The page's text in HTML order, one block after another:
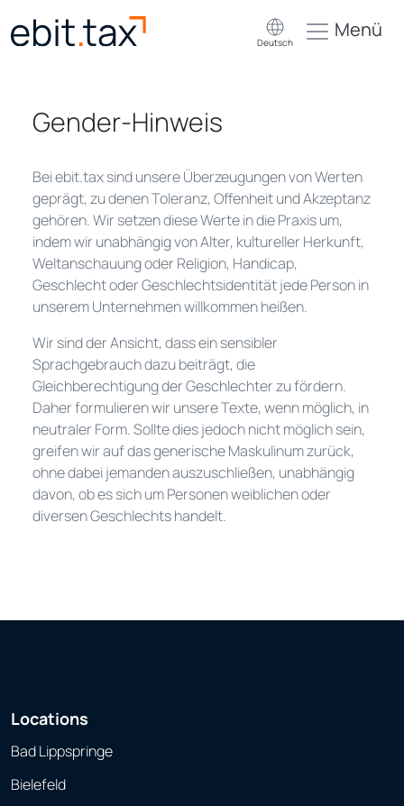
Deutsch
Menü
Gender-Hinweis
Bei ebit.tax sind unsere Überzeugungen von Werten
geprägt, zu denen Toleranz, Offenheit und Akzeptanz
gehören. Wir setzen diese Werte in die Praxis um,
indem wir unabhängig von Alter, kultureller Herkunft,
Weltanschauung oder Religion, Handicap,
Geschlecht oder Geschlechtsidentität jede Person in
unserem Unternehmen willkommen heißen.
Wir sind der Ansicht, dass ein sensibler
Sprachgebrauch dazu beiträgt, die
Gleichberechtigung der Geschlechter zu fördern.
Daher formulieren wir unsere Texte, wenn möglich, in
neutraler Form. Sollte dies jedoch nicht möglich sein,
greifen wir auf das generische Maskulinum zurück,
ohne dabei jemanden auszuschließen, unabhängig
davon, ob es sich um Personen weiblichen oder
diversen Geschlechts handelt.
Locations
Bad Lippspringe
Bielefeld